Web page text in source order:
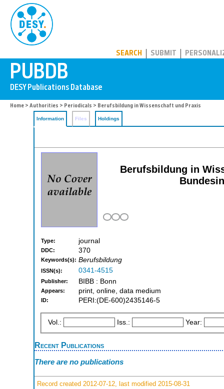
SEARCH SUBMIT
Home > Authorities > Periodicals > Berufsbildung in Wissenschaft und Praxis
Information Files Holdings
Berufsbildung in
Type: journal
DDC: 370
Keywords(s): Berufsbildung
ISSN(s): 0341-4515
Publisher: BIBB : Bonn
Appears: print, online, data medium
ID: PERI:(DE-600)2435146-5
Vol.: Iss.: Year:
Recent Publications
There are no publications
Record created 2012-07-12, last modified 2015-08-31